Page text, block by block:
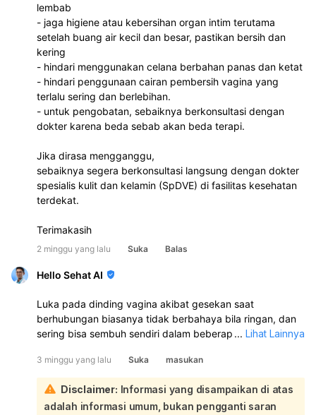
lembab
- jaga higiene atau kebersihan organ intim terutama
setelah buang air kecil dan besar, pastikan bersih dan
kering
- hindari menggunakan celana berbahan panas dan ketat
- hindari penggunaan cairan pembersih vagina yang
terlalu sering dan berlebihan.
- untuk pengobatan, sebaiknya berkonsultasi dengan
dokter karena beda sebab akan beda terapi.
Jika dirasa mengganggu,
sebaiknya segera berkonsultasi langsung dengan dokter
spesialis kulit dan kelamin (SpDVE) di fasilitas kesehatan
terdekat.
Terimakasih
2 minggu yang lalu Suka Balas
Hello Sehat AI
Luka pada dinding vagina akibat gesekan saat
berhubungan biasanya tidak berbahaya bila ringan, dan
sering bisa sembuh sendiri dalam beberapa hari. Namun,
membaik, sebaiknya periksa ke dokter kandungan. Untuk
sementara, bersihkan area vagina dengan lembut, jangan
digaruk, hindari hubungan seksual dulu, jangan douching,
dan boleh berendam air hangat. Keputihan yang banyak
... Lihat Lainnya
3 minggu yang lalu Suka masukan
Disclaimer: Informasi yang disampaikan di atas
adalah informasi umum, bukan pengganti saran